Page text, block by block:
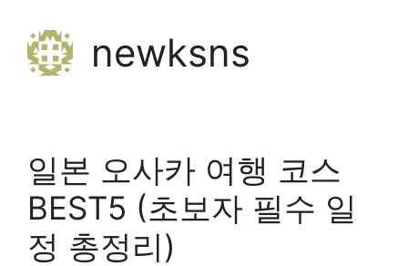
content
newksns
일본 오사카 여행 코스
BEST5 (초보자 필수 일
정 총정리)